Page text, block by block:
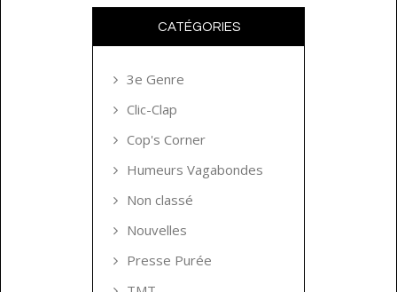
CATÉGORIES
3e Genre
Clic-Clap
Cop's Corner
Humeurs Vagabondes
Non classé
Nouvelles
Presse Purée